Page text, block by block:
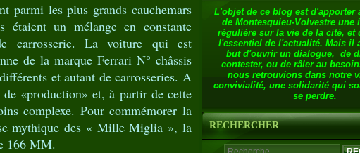
parmi les plus grands cauchemars
étaient un mélange en constante
carrosserie. La voiture qui est
de la marque Ferrari N° châssis
et autant de carrosseries. A
«production» et, à partir de cette
complexe. Pour commémorer la
mythique des « Mille Miglia », la
166 MM.
L'objet de ce blog est d'apporter
de Montesquieu-Volvestre une
régulière sur la vie de la cité, et
l'essentiel de l'actualité. Mais il
but d'ouvrir un dialogue, de
contester, ou de râler au
nous retrouvions dans notre
convivialité, une solidarité qui
se perdre.
RECHERCHER